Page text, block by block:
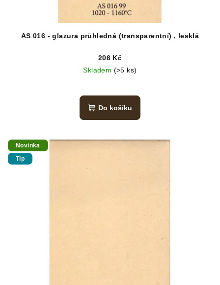
AS 016 - glazura průhledná (transparentní) , lesklá
206 Kč
Skladem (>5 ks)
Do košíku
Novinka
Tip